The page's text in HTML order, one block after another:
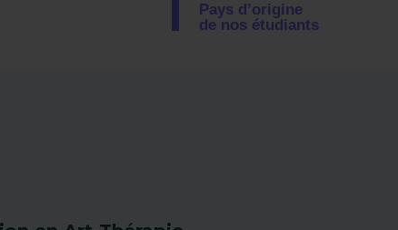
Pays d’origine
de nos étudiants